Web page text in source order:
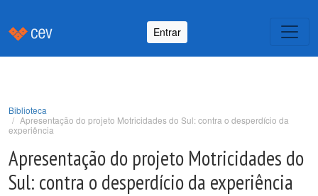
Entrar
Biblioteca
Apresentação do projeto Motricidades do Sul: contra o desperdício da
experiência
Apresentação do projeto Motricidades do
Sul: contra o desperdício da experiência